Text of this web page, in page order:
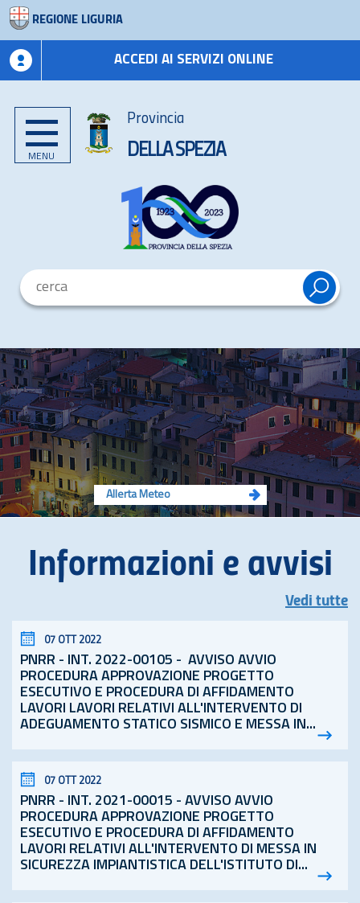
REGIONE LIGURIA
ACCEDI AI SERVIZI ONLINE
MENU
Provincia
DELLA SPEZIA
Allerta Meteo
Informazioni e avvisi
Vedi tutte
07 OTT 2022
PNRR - INT. 2022-00105 - AVVISO AVVIO
PROCEDURA APPROVAZIONE PROGETTO
ESECUTIVO E PROCEDURA DI AFFIDAMENTO
LAVORI LAVORI RELATIVI ALL'INTERVENTO DI
ADEGUAMENTO STATICO SISMICO E MESSA IN...
07 OTT 2022
PNRR - INT. 2021-00015 - AVVISO AVVIO
PROCEDURA APPROVAZIONE PROGETTO
ESECUTIVO E PROCEDURA DI AFFIDAMENTO
LAVORI RELATIVI ALL'INTERVENTO DI MESSA IN
SICUREZZA IMPIANTISTICA DELL'ISTITUTO DI...